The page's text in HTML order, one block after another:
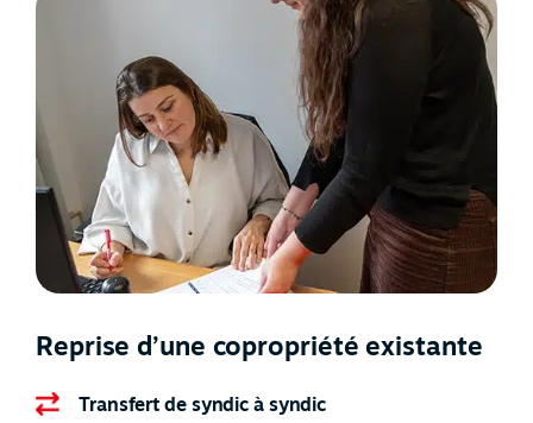
Reprise d’une copropriété existante
Transfert de syndic à syndic